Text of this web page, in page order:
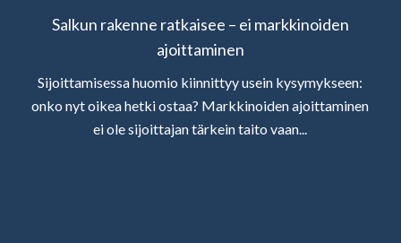
Salkun rakenne ratkaisee – ei markkinoiden
ajoittaminen
Sijoittamisessa huomio kiinnittyy usein kysymykseen:
onko nyt oikea hetki ostaa? Markkinoiden ajoittaminen
ei ole sijoittajan tärkein taito vaan...